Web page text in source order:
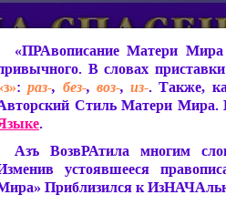
Мира
«ПРАвописание Матери Мира
В словах
:раз-, без-, воз-,из-. Также,
Стиль Матери Мира.
.
Азъ ВозвРАтила многим
устоявшееся
Приблизился к